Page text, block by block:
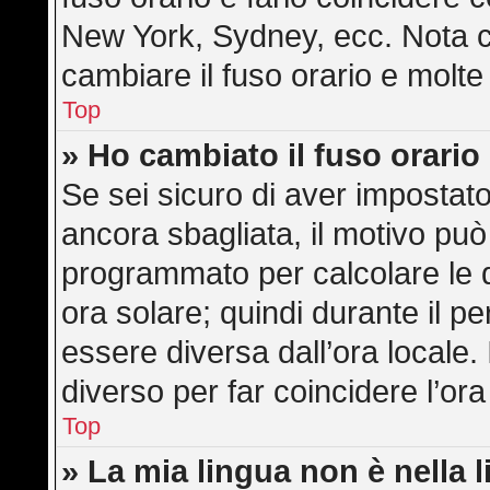
New York, Sydney, ecc. Nota
cambiare il fuso orario e
Top
» Ho cambiato il fuso orario
Se sei sicuro di aver
ancora sbagliata, il motivo
programmato per calcolare le
ora solare; quindi durante il
essere diversa dall’ora
diverso per far coincidere
Top
» La mia lingua non è nella